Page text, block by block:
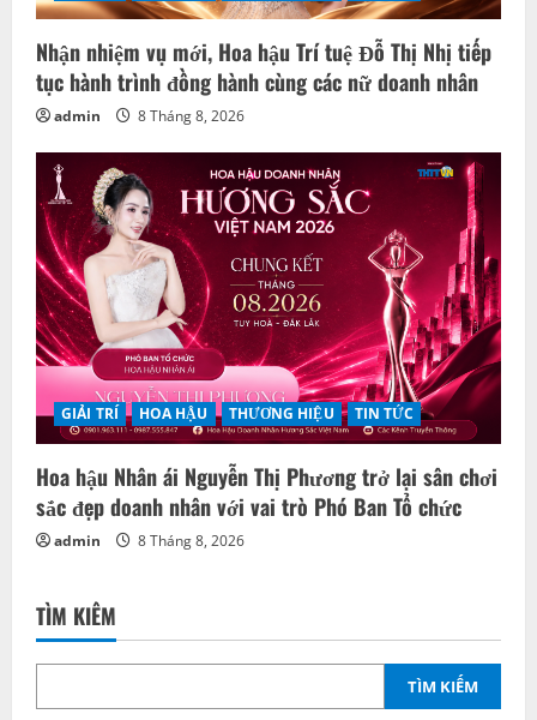
Nhận nhiệm vụ mới, Hoa hậu Trí tuệ Đỗ Thị Nhị tiếp
tục hành trình đồng hành cùng các nữ doanh nhân
admin 8 Tháng 8, 2026
GIẢI TRÍ HOA HẬU THƯƠNG HIỆU TIN TỨC
Hoa hậu Nhân ái Nguyễn Thị Phương trở lại sân chơi
sắc đẹp doanh nhân với vai trò Phó Ban Tổ chức
admin 8 Tháng 8, 2026
TÌM KIẾM
TÌM KIẾM